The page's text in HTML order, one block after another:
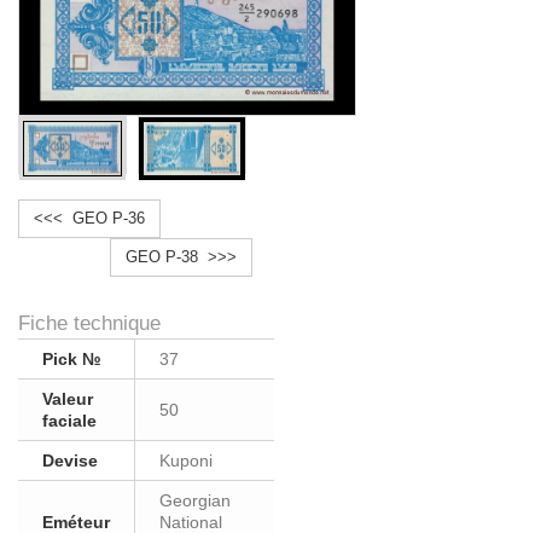
<<< GEO P-36
GEO P-38 >>>
Fiche technique
Pick № 37
Valeur
faciale
50
Devise Kuponi
Eméteur
Georgian
National